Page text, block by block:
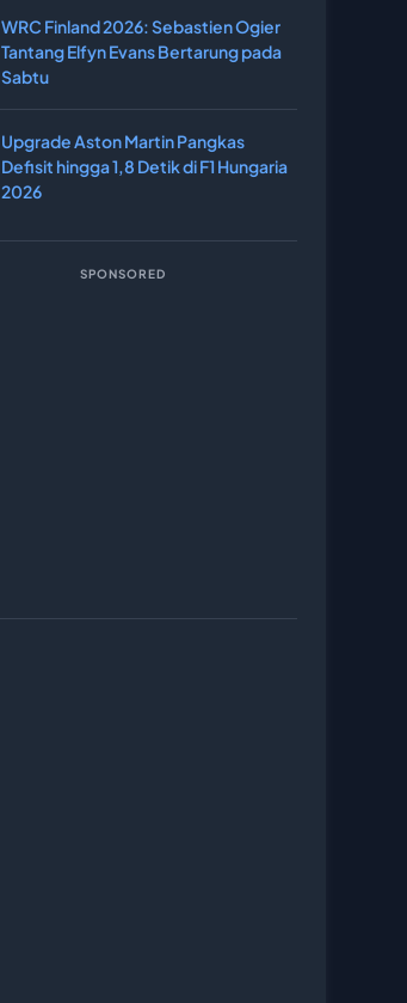
WRC Finland 2026: Sebastien Ogier
Tantang Elfyn Evans Bertarung pada
Sabtu
Upgrade Aston Martin Pangkas
Defisit hingga 1,8 Detik di F1 Hungaria
2026
SPONSORED